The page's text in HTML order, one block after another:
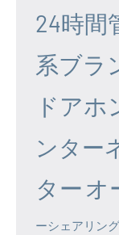
24時間
系ブラ
ドアホ
ンター
ター オ
ーシェアリング